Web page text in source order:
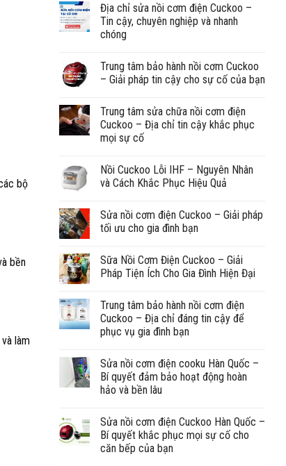
bộ
bền
làm
Địa chỉ sửa nồi cơm điện Cuckoo –
Tin cậy, chuyên nghiệp và nhanh
chóng
Trung tâm bảo hành nồi cơm Cuckoo
– Giải pháp tin cậy cho sự cố của bạn
Trung tâm sửa chữa nồi cơm điện
Cuckoo – Địa chỉ tin cậy khắc phục
mọi sự cố
Nồi Cuckoo Lỗi IHF – Nguyên Nhân
và Cách Khắc Phục Hiệu Quả
Sửa nồi cơm điện Cuckoo – Giải pháp
tối ưu cho gia đình bạn
Sữa Nồi Cơm Điện Cuckoo – Giải
Pháp Tiện Ích Cho Gia Đình Hiện Đại
Trung tâm bảo hành nồi cơm điện
Cuckoo – Địa chỉ đáng tin cậy để
phục vụ gia đình bạn
Sửa nồi cơm điện cooku Hàn Quốc –
Bí quyết đảm bảo hoạt động hoàn
hảo và bền lâu
Sửa nồi cơm điện Cuckoo Hàn Quốc –
Bí quyết khắc phục mọi sự cố cho
căn bếp của bạn